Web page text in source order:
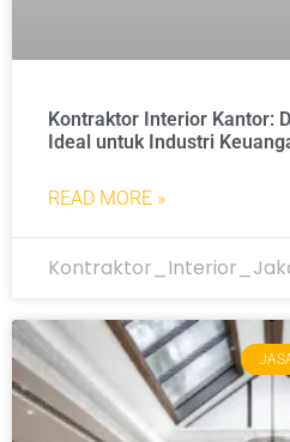
Kontraktor Interior Kantor:
Ideal untuk Industri
READ MORE »